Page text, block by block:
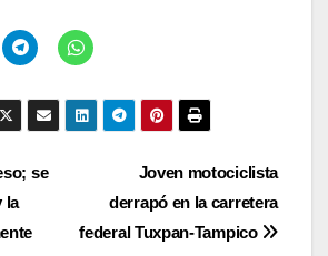
Joven motociclista
derrapó en la carretera
federal Tuxpan-Tampico
se
la